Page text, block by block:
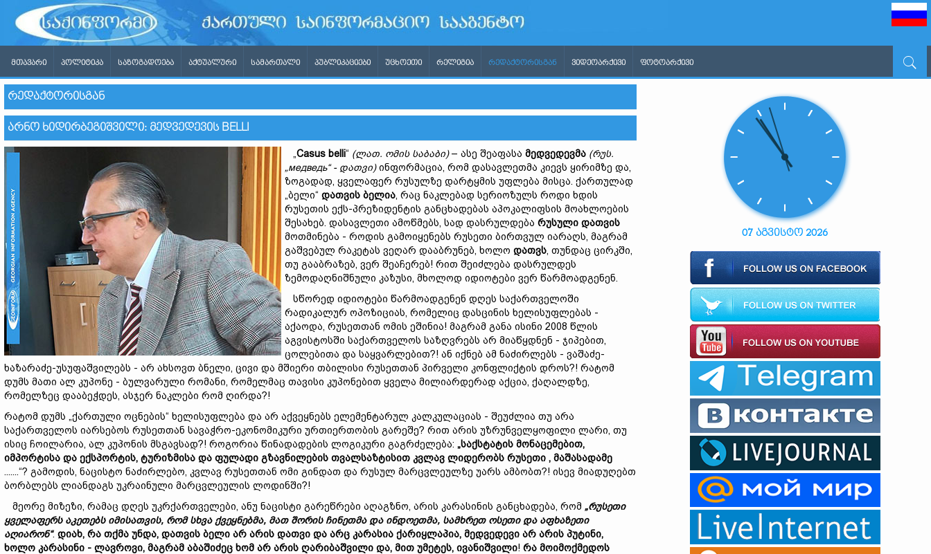
ᲛᲗᲐᲕᲐᲠᲘ ᲞᲝᲚᲘᲢᲘᲙᲐ ᲡᲐᲖᲝᲒᲐᲓᲝᲔᲑᲐ ᲐᲥᲢᲣᲐᲚᲣᲠᲘ ᲡᲐᲛᲐᲠᲗᲐᲚᲘ ᲞᲣᲑᲚᲘᲙᲐᲪᲘᲔᲑᲘ ᲣᲪᲮᲝᲔᲗᲘ ᲠᲔᲚᲘᲒᲘᲐ ᲠᲔᲓᲐᲥᲢᲝᲠᲘᲡᲒᲐᲜ ᲕᲘᲓᲔᲝᲐᲠᲥᲘᲕᲘ ᲤᲝᲢᲝᲐᲠᲥᲘᲕᲘ
ᲠᲔᲓᲐᲥᲢᲝᲠᲘᲡᲒᲐᲜ
ᲐᲠᲜᲝ ᲮᲘᲓᲘᲠᲑᲔᲒᲘᲨᲕᲘᲚᲘ: ᲛᲔᲓᲕᲔᲓᲔᲕᲘᲡ BELLI
„Casus belli“ (ლათ. ომის საბაბი)– ასე შეაფასა მედვედევმა (რუს.
„медведь“- დათვი)ინფორმაცია, რომ დასავლეთმა კიევს ყირიმზე და,
ზოგადად, ყველაფერ რუსულზე დარტყმის უფლება მისცა. ქართულად
„ბელი“ დათვის ბელია, რაც ნაკლებად სერიოზულს როდი ხდის
რუსეთის ექს-პრეზიდენტის განცხადებას აპოკალიფსის მოახლოების
შესახებ. დასავლეთი ამოწმებს, სად დასრულდება რუსული დათვის
მოთმინება - როდის გამოიყენებს რუსეთი ბირთვულ იარაღს, მაგრამ
გაშვებულ რაკეტას ვეღარ დააბრუნებ, ხოლო დათვს, თუნდაც ცირკში,
თუ გააბრაზებ, ვერ შეაჩერებ! რით შეიძლება დასრულდეს
ზემოდაღნიშნული კაზუსი, მხოლოდ იდიოტები ვერ წარმოადგენენ.
სწორედ იდიოტები წარმოადგენენ დღეს საქართველოში
რადიკალურ ოპოზიციას, რომელიც დასცინის ხელისუფლებას -
აქაოდა, რუსეთთან ომის ეშინია! მაგრამ განა ისინი 2008 წლის
აგვისტოსში საქართველოს საზღვრებს არ მიაწყდნენ - ჯიპებით,
ცოლებითა და საყვარლებით?! ან იქნებ ამ ნაძირლებს - ვაშაძე-
ხაზარაძე-უსუფაშვილებს - არ ახსოვთ ბნელი, ცივი და მშიერი თბილისი რუსეთთან პირველი კონფლიქტის დროს?! რატომ
დუმს მათი ალ კუპონე - ბულვარული რომანი, რომელმაც თავისი კუპონებით ყველა მილიარდერად აქცია, ქაღალდზე,
რომელზეც დააბეჭდეს, ასჯერ ნაკლები რომ ღირდა?!
რატომ დუმს „ქართული ოცნების“ ხელისუფლება და არ აქვეყნებს ელემენტარულ კალკულაციას - შეუძლია თუ არა
საქართველოს იარსებოს რუსეთთან სავაჭრო-ეკონომიკური ურთიერთობის გარეშე? რით არის უზრუნველყოფილი ლარი, თუ
ისიც ჩოილარია, ალ კუპონის მსგავსად?! როგორია წინადადების ლოგიკური გაგრძელება: „საქსტატის მონაცემებით,
იმპორტისა და ექსპორტის, ტურიზმისა და ფულადი გზავნილების თვალსაზტისით კვლავ ლიდერობს რუსეთი , მაშასადამე
.......“? გამოდის, ნაცისტო ნაძირლებო, კვლავ რუსეთთან ომი გინდათ და რუსულ მარცვლეულზე უარს ამბობთ?! ისევ მიადუღებთ
ბორბლებს ლიანდაგს უკრაინული მარცვლეულის ლოდინში?!
მეორე მიზეზი, რამაც დღეს უკრქართველები, ანუ ნაცისტი გარეწრები აღაგზნო, არის კარასინის განცხადება, რომ „რუსეთი
ყველაფერს აკეთებს იმისათვის, რომსხვა ქვეყნებმა, მათ შორის ჩინეთმა და ინდოეთმა, სამხრეთ ოსეთი და აფხაზეთი
აღიარონ“. დიახ, რა თქმა უნდა, დათვის ბელი არ არის დათვი და არც კარასია ქარიყლაპია, მედვედევი არ არის პუტინი,
ხოლო კარასინი - ლავროვი, მაგრამ აბაშიძეც ხომ არ არის ღარიბაშვილი და, მით უმეტეს, ივანიშვილი! რა მოიმოქმედოს
07 აგვისტო 2026